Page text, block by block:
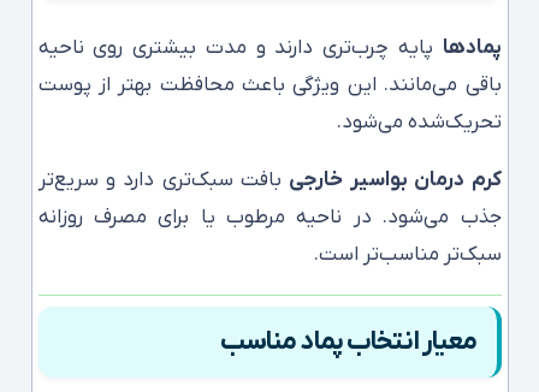
پمادها پایه چرب‌تری دارند و مدت بیشتری روی ناحیه
باقی می‌مانند. این ویژگی باعث محافظت بهتر از پوست
تحریک‌شده می‌شود.
کرم درمان بواسیر خارجی بافت سبک‌تری دارد و سریع‌تر
جذب می‌شود. در ناحیه مرطوب یا برای مصرف روزانه
سبک‌تر مناسب‌تر است.
معیار انتخاب پماد مناسب